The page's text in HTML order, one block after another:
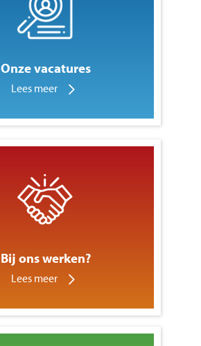
Onze vacatures
Lees meer
Bij ons werken?
Lees meer